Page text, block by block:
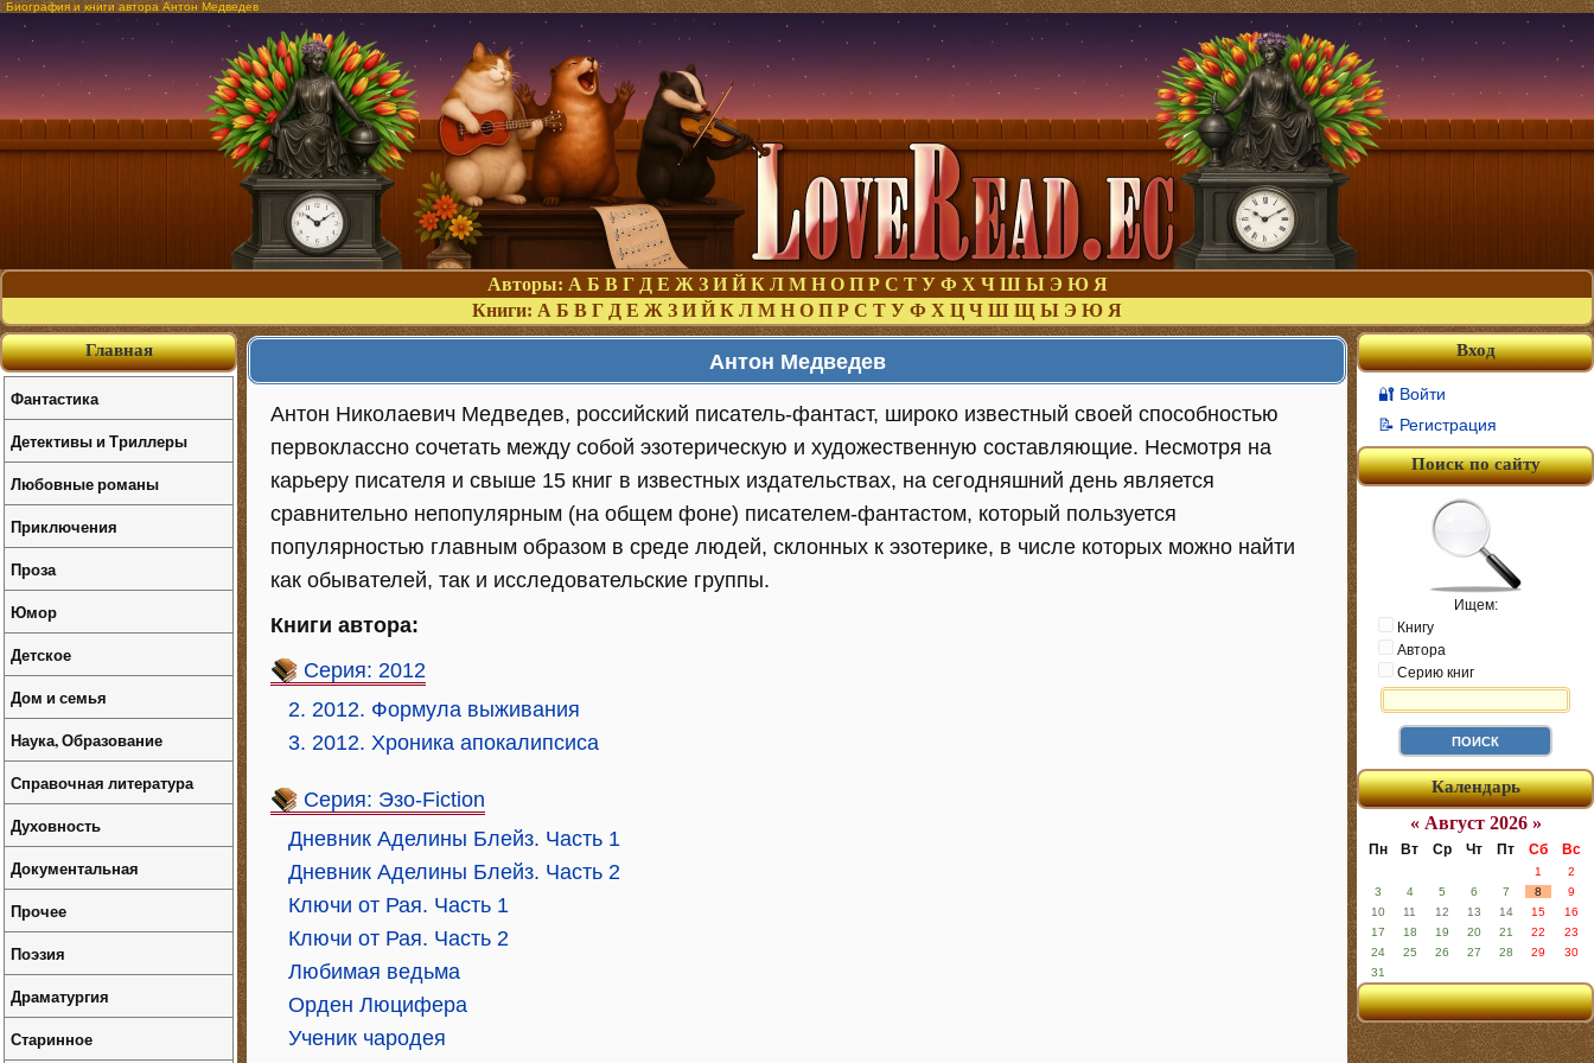
Биография и книги автора Антон Медведев
Авторы: А Б В Г Д Е Ж З И Й К Л М Н О П Р С Т У Ф Х Ч Ш Ы Э Ю Я
Книги: А Б В Г Д Е Ж З И Й К Л М Н О П Р С Т У Ф Х Ц Ч Ш Щ Ы Э Ю Я
Антон Медведев
Антон Николаевич Медведев, российский писатель-фантаст, широко известный своей способностью
первоклассно сочетать между собой эзотерическую и художественную составляющие. Несмотря на
карьеру писателя и свыше 15 книг в известных издательствах, на сегодняшний день является
сравнительно непопулярным (на общем фоне) писателем-фантастом, который пользуется
популярностью главным образом в среде людей, склонных к эзотерике, в числе которых можно найти
как обывателей, так и исследовательские группы.
Книги автора:
Серия: 2012
2. 2012. Формула выживания
3. 2012. Хроника апокалипсиса
Серия: Эзо-Fiction
Дневник Аделины Блейз. Часть 1
Дневник Аделины Блейз. Часть 2
Ключи от Рая. Часть 1
Ключи от Рая. Часть 2
Любимая ведьма
Орден Люцифера
Ученик чародея
Вход
🔐 Войти
📝 Регистрация
Поиск по сайту
Ищем:
Книгу
Автора
Серию книг
Календарь
« Август 2026 »
Пн Вт Ср Чт Пт Сб Вс
1
2
3
4 5 6 7 8
9
10
11 12 13 14 15
16
17
18 19 20 21 22
23
24
25 26 27 28 29
30
31
Главная
Фантастика
Детективы и Триллеры
Любовные романы
Приключения
Проза
Юмор
Детское
Дом и семья
Наука, Образование
Справочная литература
Духовность
Документальная
Прочее
Поэзия
Драматургия
Старинное